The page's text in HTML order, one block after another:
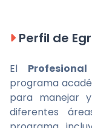
Perfil de
El
programa
para manejar
diferentes